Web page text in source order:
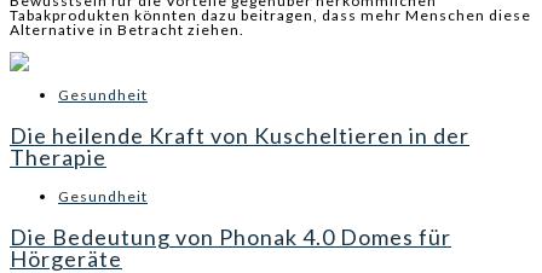
Tabakprodukten könnten dazu beitragen, dass mehr Menschen diese
Alternative in Betracht ziehen.
Gesundheit
Die heilende Kraft von Kuscheltieren in der
Therapie
Gesundheit
Die Bedeutung von Phonak 4.0 Domes für
Hörgeräte